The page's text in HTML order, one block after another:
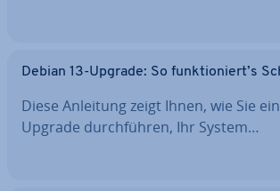
Debian 13-Upgrade: So funk­tio­niert’s
Diese Anleitung zeigt Ihnen, wie Sie
Upgrade durch­füh­ren, Ihr System…